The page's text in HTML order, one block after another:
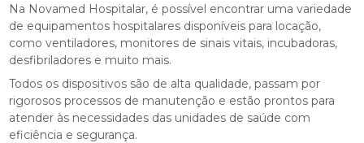
Na Novamed Hospitalar, é possível encontrar uma variedade
de equipamentos hospitalares disponíveis para locação,
como ventiladores, monitores de sinais vitais, incubadoras,
desfibriladores e muito mais.
Todos os dispositivos são de alta qualidade, passam por
rigorosos processos de manutenção e estão prontos para
atender às necessidades das unidades de saúde com
eficiência e segurança.